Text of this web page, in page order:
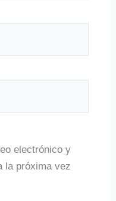
electrónico y
la próxima vez